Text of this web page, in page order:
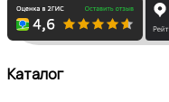
Каталог